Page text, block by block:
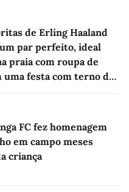
de Erling Haaland
par perfeito, ideal
praia com roupa de
uma festa com terno de
FC fez homenagem
em campo meses
criança